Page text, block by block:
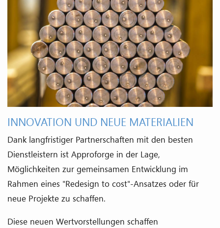
INNOVATION UND NEUE MATERIALIEN
Dank langfristiger Partnerschaften mit den besten
Dienstleistern ist Approforge in der Lage,
Möglichkeiten zur gemeinsamen Entwicklung im
Rahmen eines "Redesign to cost"-Ansatzes oder für
neue Projekte zu schaffen.
Diese neuen Wertvorstellungen schaffen